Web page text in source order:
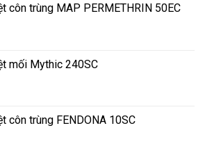
côn trùng MAP PERMETHRIN 50EC
mối Mythic 240SC
côn trùng FENDONA 10SC